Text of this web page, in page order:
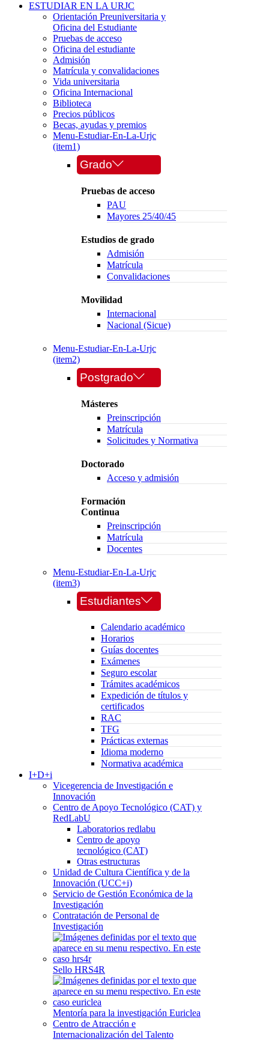
ESTUDIAR EN LA URJC
Orientación Preuniversitaria y
Oficina del Estudiante
Pruebas de acceso
Oficina del estudiante
Admisión
Matrícula y convalidaciones
Vida universitaria
Oficina Internacional
Biblioteca
Precios públicos
Becas, ayudas y premios
Menu-Estudiar-En-La-Urjc
(item1)
Grado
Pruebas de acceso
PAU
Mayores 25/40/45
Estudios de grado
Admisión
Matrícula
Convalidaciones
Movilidad
Internacional
Nacional (Sicue)
Menu-Estudiar-En-La-Urjc
(item2)
Postgrado
Másteres
Preinscripción
Matrícula
Solicitudes y Normativa
Doctorado
Acceso y admisión
Formación
Continua
Preinscripción
Matrícula
Docentes
Menu-Estudiar-En-La-Urjc
(item3)
Estudiantes
Calendario académico
Horarios
Guías docentes
Exámenes
Seguro escolar
Trámites académicos
Expedición de títulos y
certificados
RAC
TFG
Prácticas externas
Idioma moderno
Normativa académica
I+D+i
Vicegerencia de Investigación e
Innovación
Centro de Apoyo Tecnológico (CAT) y
RedLabU
Laboratorios redlabu
Centro de apoyo
tecnológico (CAT)
Otras estructuras
Unidad de Cultura Científica y de la
Innovación (UCC+i)
Servicio de Gestión Económica de la
Investigación
Contratación de Personal de
Investigación
Sello HRS4R
Mentoría para la investigación Euriclea
Centro de Atracción e
Internacionalización del Talento